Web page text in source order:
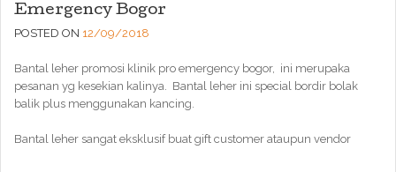
Emergency Bogor
POSTED ON 12/09/2018
Bantal leher promosi klinik pro emergency bogor, ini merupaka
pesanan yg kesekian kalinya. Bantal leher ini special bordir bolak
balik plus menggunakan kancing.
Bantal leher sangat eksklusif buat gift customer ataupun vendor